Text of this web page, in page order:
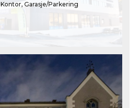
Kontor, Garasje/Parkering